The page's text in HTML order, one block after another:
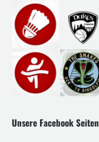
Unsere Facebook Seiten